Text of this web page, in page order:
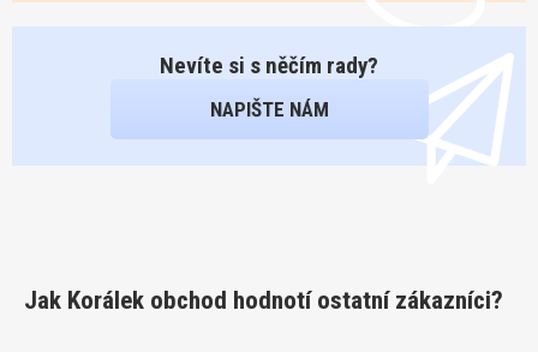
Nevíte si s něčím rady?
NAPIŠTE NÁM
Jak Korálek obchod hodnotí ostatní zákazníci?